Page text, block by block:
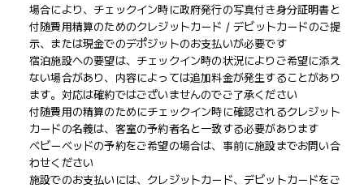
場合により、チェックイン時に政府発行の写真付き身分証明書と
付随費用精算のためのクレジットカード / デビットカードのご提
示、または現金でのデポジットのお支払いが必要です
宿泊施設への要望は、チェックイン時の状況によりご希望に添え
ない場合があり、内容によっては追加料金が発生することがあり
ます。対応は確約ではございませんのでご了承ください
付随費用の精算のためにチェックイン時に確認されるクレジット
カードの名義は、客室の予約者名と一致する必要があります
ベビーベッドの予約をご希望の場合は、事前に施設までお問い合
わせください
施設でのお支払いには、クレジットカード、デビットカードをご